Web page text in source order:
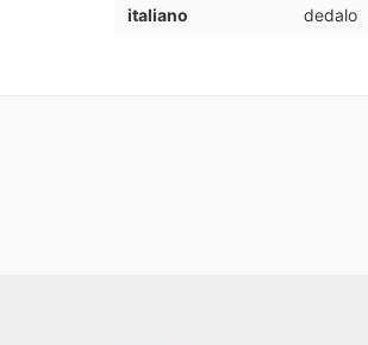
italiano dedalo